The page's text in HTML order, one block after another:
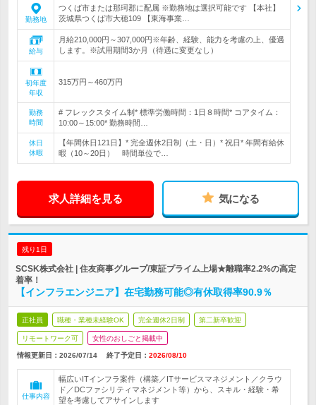
勤務地
つくば市または那珂郡に配属 ※勤務地は選択可能です 【本社】
茨城県つくば市大穂109 【東海事業…
給与
月給210,000円～307,000円※年齢、経験、能力を考慮の上、優遇
します。※試用期間3か月（待遇に変更なし）
初年度
年収
315万円～460万円
勤務
時間
# フレックスタイム制* 標準労働時間：1日８時間* コアタイム：
10:00～15:00* 勤務時間…
休日
休暇
【年間休日121日】* 完全週休2日制（土・日）* 祝日* 年間有給休
暇（10～20日） 時間単位で…
求人詳細を見る 気になる
残り1日
SCSK株式会社 | 住友商事グループ/東証プライム上場★離職率2.2%の高定
着率！
【インフラエンジニア】在宅勤務可能◎有休取得率90.9％
正社員 職種・業種未経験OK 完全週休2日制 第二新卒歓迎
リモートワーク可 女性のおしごと掲載中
情報更新日：2026/07/14 終了予定日： 2026/08/10
仕事内容
幅広いITインフラ案件（構築／ITサービスマネジメント／クラウ
ド／DCファシリティマネジメント等）から、スキル・経験・希
望を考慮してアサインします